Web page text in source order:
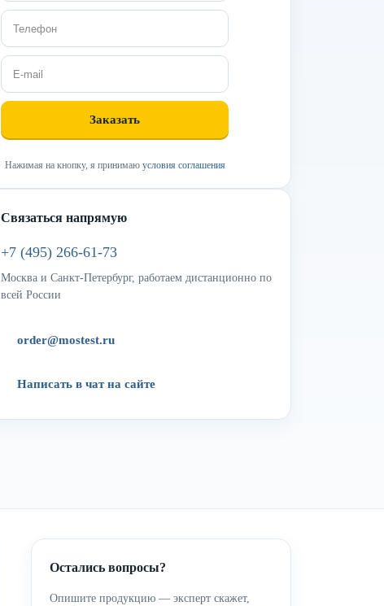
Нажимая на кнопку, я принимаю условия соглашения
Связаться напрямую
+7 (495) 266-61-73
Москва и Санкт-Петербург, работаем дистанционно по
всей России
order@mostest.ru
Написать в чат на сайте
Остались вопросы?
Опишите продукцию — эксперт скажет,